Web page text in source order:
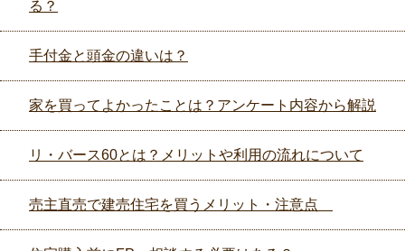
る？
手付金と頭金の違いは？
家を買ってよかったことは？アンケート内容から解説
リ・バース60とは？メリットや利用の流れについて
売主直売で建売住宅を買うメリット・注意点